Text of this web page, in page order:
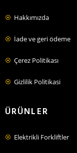
Hakkımızda
İade ve geri ödeme
Çerez Politikası
Gizlilik Politikasi
ÜRÜNLER
Elektrikli Forkliftler